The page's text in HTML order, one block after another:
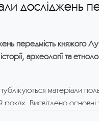
ім. Крип’якевича
та ДП «Волинські
досліджень
передмість княжого
археології та
матеріали
Висвітлено основні